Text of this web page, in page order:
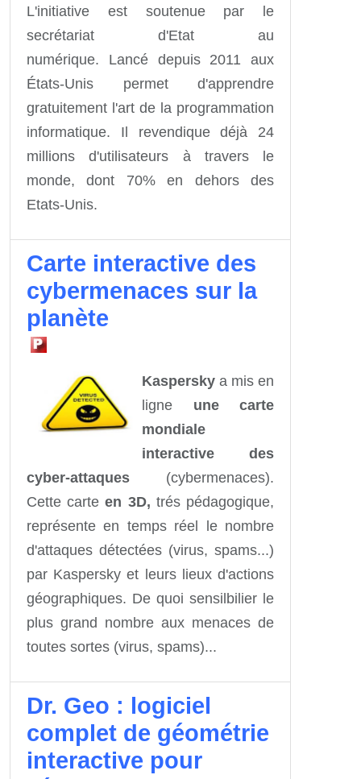
L'initiative est soutenue par le
secrétariat d'Etat au
numérique. Lancé depuis 2011 aux
États-Unis permet d'apprendre
gratuitement l'art de la programmation
informatique. Il revendique déjà 24
millions d'utilisateurs à travers le
monde, dont 70% en dehors des
Etats-Unis.
Carte interactive des
cybermenaces sur la
planète
Kaspersky a mis en
ligne une carte
mondiale
interactive des
cyber-attaques (cybermenaces).
Cette carteen 3D, trés pédagogique,
représente en temps réel le nombre
d'attaques détectées (virus, spams...)
par Kaspersky et leurs lieux d'actions
géographiques. De quoi sensilbilier le
plus grand nombre aux menaces de
toutes sortes (virus, spams)...
Dr. Geo : logiciel
complet de géométrie
interactive pour